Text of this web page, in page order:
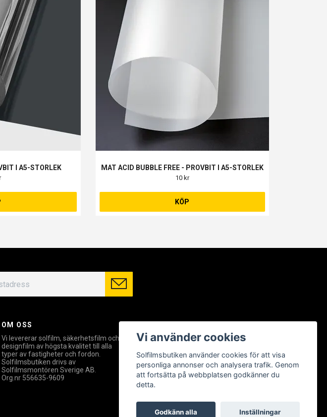
I A5-STORLEK MAT ACID BUBBLE FREE - PROVBIT I A5-STORLEK
10 kr
KÖP
OM OSS
Vi levererar solfilm, säkerhetsfilm och
designfilm av högsta kvalitet till alla
typer av fastigheter och fordon.
Solfilmsbutiken drivs av
Solfilmsmontören Sverige AB.
Org.nr 556635-9609
Facebook
Instagram
YouTube
Vi använder cookies
Solfilmsbutiken använder cookies för att visa
personliga annonser och analysera trafik. Genom
att fortsätta på webbplatsen godkänner du
detta.
Godkänn alla Inställningar